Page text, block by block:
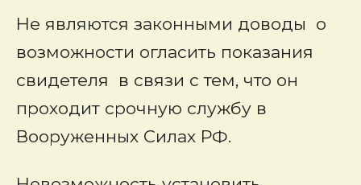
Не являются законными доводы о
возможности огласить показания
свидетеля в связи с тем, что он
проходит срочную службу в
Вооруженных Силах РФ.